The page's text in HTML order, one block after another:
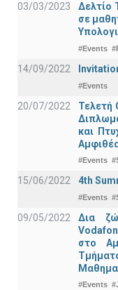
03/03/2023
Δελτίο
σε
#Events
14/09/2022
#Events
20/07/2022
Τελετή
και
#Events
15/06/2022 4th
#Events
09/05/2022
Δια
στο
#Events